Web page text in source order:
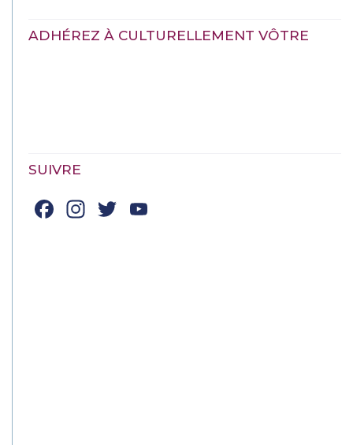
ADHÉREZ À CULTURELLEMENT VÔTRE
SUIVRE
Facebook
Instagram
Twitter